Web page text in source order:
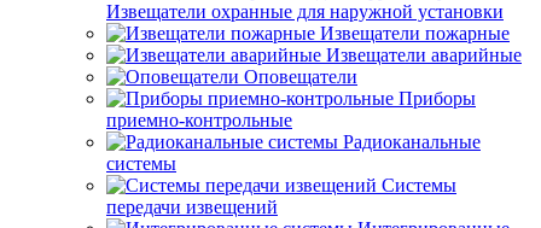
Извещатели охранные для наружной установки
Извещатели пожарные
Извещатели аварийные
Оповещатели
Приборы
приемно-контрольные
Радиоканальные
системы
Системы
передачи извещений